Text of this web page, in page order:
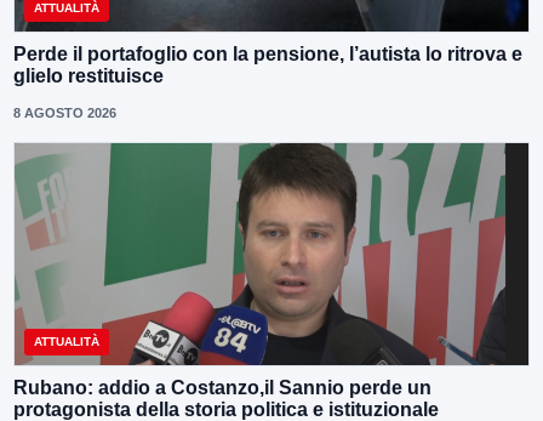
ATTUALITÀ
Perde il portafoglio con la pensione, l’autista lo ritrova e
glielo restituisce
8 AGOSTO 2026
ATTUALITÀ
Rubano: addio a Costanzo,il Sannio perde un
protagonista della storia politica e istituzionale